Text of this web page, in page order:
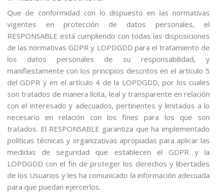
Que de conformidad con lo dispuesto en las normativas
vigentes en protección de datos personales, el
RESPONSABLE está cumpliendo con todas las disposiciones
de las normativas GDPR y LOPDGDD para el tratamiento de
los datos personales de su responsabilidad, y
manifiestamente con los principios descritos en el artículo 5
del GDPR y en el artículo 4 de la LOPDGDD, por los cuales
son tratados de manera lícita, leal y transparente en relación
con el interesado y adecuados, pertinentes y limitados a lo
necesario en relación con los fines para los que son
tratados. El RESPONSABLE garantiza que ha implementado
políticas técnicas y organizativas apropiadas para aplicar las
medidas de seguridad que establecen el GDPR y la
LOPDGDD con el fin de proteger los derechos y libertades
de los Usuarios y les ha comunicado la información adecuada
para que puedan ejercerlos.